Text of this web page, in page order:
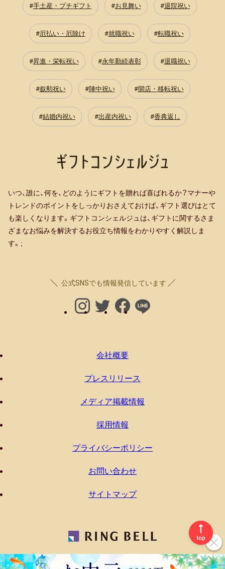
手土産・プチギフト お見舞い 退院祝い
厄払い・厄除け 就職祝い 転職祝い
昇進・栄転祝い 永年勤続表彰 退職祝い
叙勲祝い 陣中祝い 開店・移転祝い
結婚内祝い 出産内祝い 香典返し
いつ、誰に、何を、どのようにギフトを贈れば喜ばれるか？マナーや
トレンドのポイントをしっかりおさえておけば、ギフト選びはとて
も楽しくなります。ギフトコンシェルジュは、ギフトに関するさま
ざまなお悩みを解決するお役立ち情報をわかりやすく解説しま
す。;
公式SNSでも情報発信しています
会社概要
プレスリリース
メディア掲載情報
採用情報
プライバシーポリシー
お問い合わせ
サイトマップ